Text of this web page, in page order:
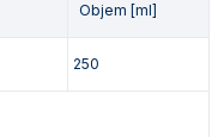
Objem [ml]
250